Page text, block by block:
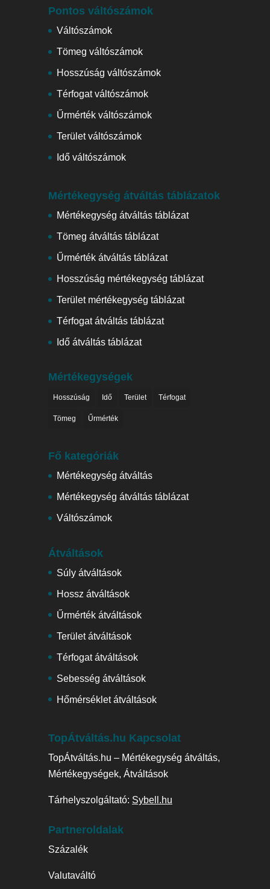
Pontos váltószámok
Váltószámok
Tömeg váltószámok
Hosszúság váltószámok
Térfogat váltószámok
Űrmérték váltószámok
Terület váltószámok
Idő váltószámok
Mértékegység átváltás táblázatok
Mértékegység átváltás táblázat
Tömeg átváltás táblázat
Űrmérték átváltás táblázat
Hosszúság mértékegység táblázat
Terület mértékegység táblázat
Térfogat átváltás táblázat
Idő átváltás táblázat
Mértékegységek
Hosszúság Idő Terület Térfogat
Tömeg Űrmérték
Fő kategóriák
Mértékegység átváltás
Mértékegység átváltás táblázat
Váltószámok
Átváltások
Súly átváltások
Hossz átváltások
Űrmérték átváltások
Terület átváltások
Térfogat átváltások
Sebesség átváltások
Hőmérséklet átváltások
TopÁtváltás.hu Kapcsolat
TopÁtváltás.hu – Mértékegység átváltás,
Mértékegységek, Átváltások
Tárhelyszolgáltató: Sybell.hu
Partneroldalak
Százalék
Valutaváltó